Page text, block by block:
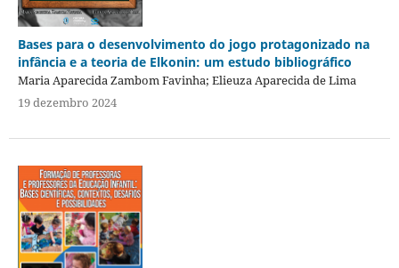
Bases para o desenvolvimento do jogo protagonizado na
infância e a teoria de Elkonin: um estudo bibliográfico
Maria Aparecida Zambom Favinha; Elieuza Aparecida de Lima
19 dezembro 2024